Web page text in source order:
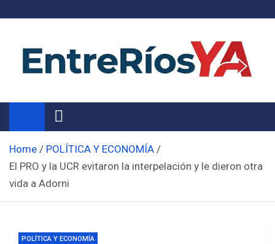
Noticias de Entre Ríos
Información de toda la provincia ahora
Home
POLÍTICA Y ECONOMÍA
El PRO y la UCR evitaron la interpelación y le dieron otra
vida a Adorni
POLÍTICA Y ECONOMÍA